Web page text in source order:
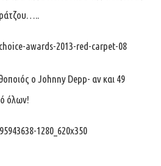
ο Johnny Depp- αν και 49
όλων!